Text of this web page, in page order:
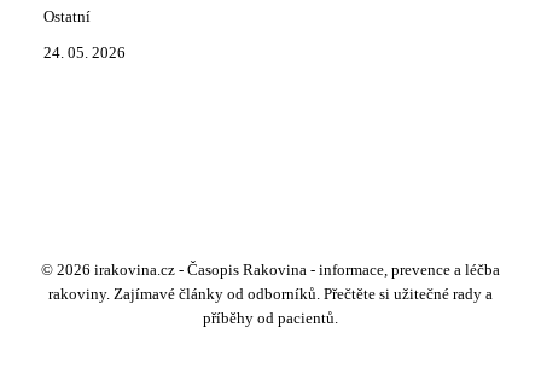
Ostatní
24. 05. 2026
© 2026 irakovina.cz - Časopis Rakovina - informace, prevence a léčba
rakoviny. Zajímavé články od odborníků. Přečtěte si užitečné rady a
příběhy od pacientů.